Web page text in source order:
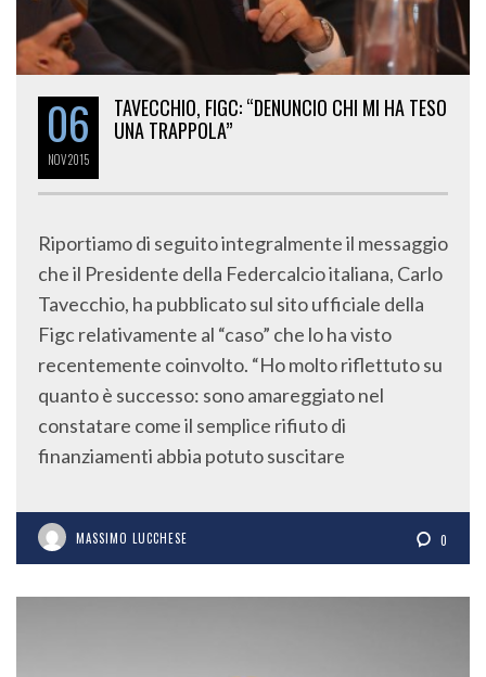
06
NOV2015
TAVECCHIO, FIGC: “DENUNCIO CHI MI HA TESO
UNA TRAPPOLA”
Riportiamo di seguito integralmente il messaggio
che il Presidente della Federcalcio italiana, Carlo
Tavecchio, ha pubblicato sul sito ufficiale della
Figc relativamente al “caso” che lo ha visto
recentemente coinvolto. “Ho molto riflettuto su
quanto è successo: sono amareggiato nel
constatare come il semplice rifiuto di
finanziamenti abbia potuto suscitare
MASSIMO LUCCHESE 0